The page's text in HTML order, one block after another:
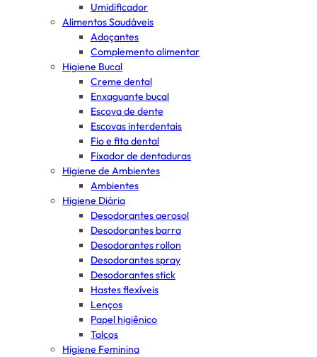
Umidificador
Alimentos Saudáveis
Adoçantes
Complemento alimentar
Higiene Bucal
Creme dental
Enxaguante bucal
Escova de dente
Escovas interdentais
Fio e fita dental
Fixador de dentaduras
Higiene de Ambientes
Ambientes
Higiene Diária
Desodorantes aerosol
Desodorantes barra
Desodorantes rollon
Desodorantes spray
Desodorantes stick
Hastes flexíveis
Lenços
Papel higiênico
Talcos
Higiene Feminina